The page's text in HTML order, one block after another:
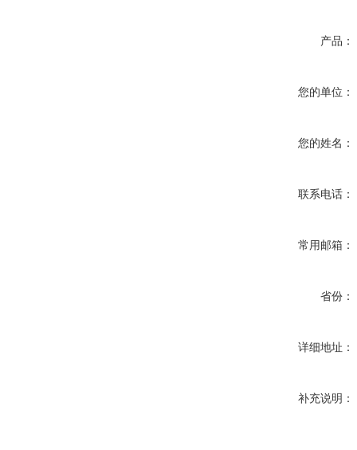
产品：
您的单位：
您的姓名：
联系电话：
常用邮箱：
省份：
详细地址：
补充说明：